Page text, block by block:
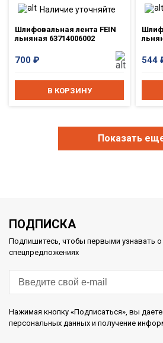
Наличие уточняйте
Шлифовальная лента FEIN
льняная 63714006002
700 ₽
В КОРЗИНУ
544
Показать
ПОДПИСКА
Подпишитесь, чтобы первыми узнавать о
спецпредложениях
Нажимая кнопку «Подписаться», вы
персональных данных и получение